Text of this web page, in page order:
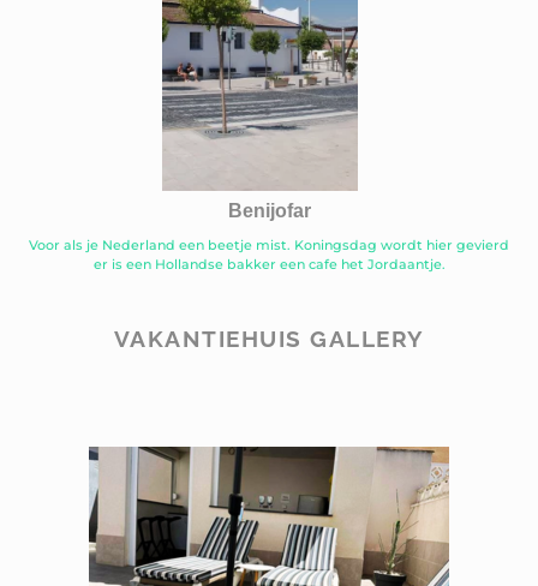
Benijofar
Voor als je Nederland een beetje mist. Koningsdag wordt hier gevierd
er is een Hollandse bakker een cafe het Jordaantje.
VAKANTIEHUIS GALLERY